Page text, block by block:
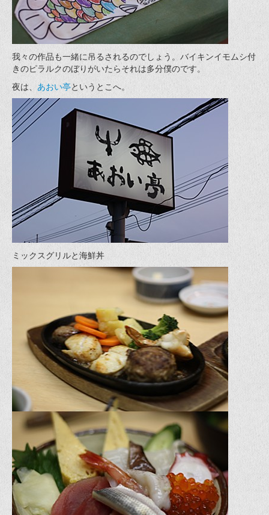
我々の作品も一緒に吊るされるのでしょう。バイキンイモムシ付
きのピラルクのぼりがいたらそれは多分僕のです。
夜は、 あおい亭というとこへ。
ミックスグリルと海鮮丼